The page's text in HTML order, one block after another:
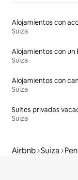
Suiza
Alojamientos con un
Suiza
Suiza
Suites privadas
Suiza
Airbnb Suiza